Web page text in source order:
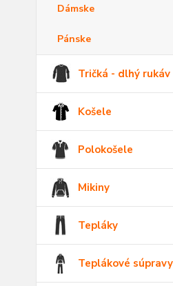
Dámske
Pánske
Tričká - dlhý rukáv
Košele
Polokošele
Mikiny
Tepláky
Teplákové súpravy